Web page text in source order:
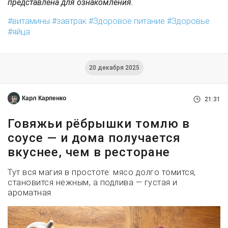
представлена для ознакомления.
витамины
завтрак Здоровое питание
Здоровье
яйца
20 декабря 2025
Карл Карпенко 21:31
Говяжьи рёбрышки томлю в
соусе — и дома получается
вкуснее, чем в ресторане
Тут вся магия в простоте: мясо долго томится,
становится нежным, а подлива — густая и
ароматная